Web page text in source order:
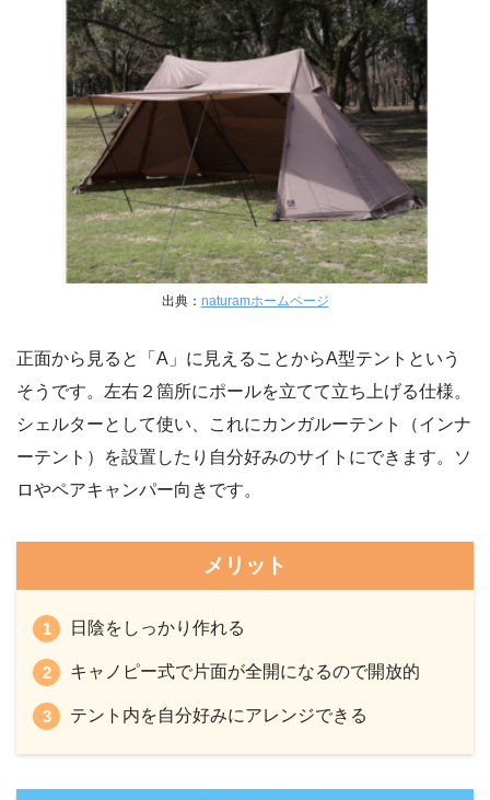
出典： naturamホームページ
正面から見ると「A」に見えることからA型テントという
そうです。左右２箇所にポールを立てて立ち上げる仕様。
シェルターとして使い、これにカンガルーテント（インナ
ーテント）を設置したり自分好みのサイトにできます。ソ
ロやペアキャンパー向きです。
メリット
日陰をしっかり作れる
キャノピー式で片面が全開になるので開放的
テント内を自分好みにアレンジできる